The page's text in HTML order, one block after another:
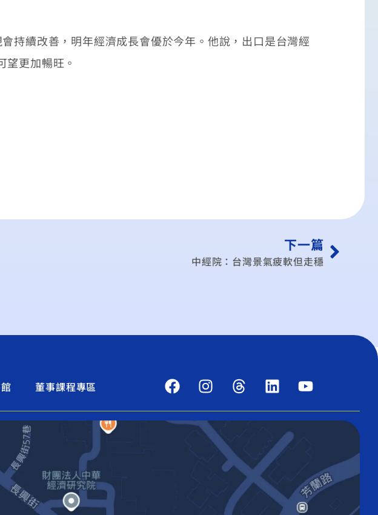
續改善，明年經濟成長會優於今年。他說，出口是台灣經
更加暢旺。
下一篇
中經院：台灣景氣疲軟但走穩
董事課程專區